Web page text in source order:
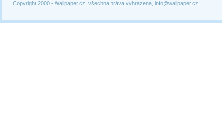
Copyright 2000 - Wallpaper.cz, všechna práva vyhrazena, info@wallpaper.cz